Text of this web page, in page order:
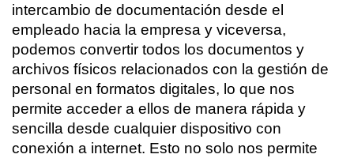
intercambio de documentación desde el
empleado hacia la empresa y viceversa,
podemos convertir todos los documentos y
archivos físicos relacionados con la gestión de
personal en formatos digitales, lo que nos
permite acceder a ellos de manera rápida y
sencilla desde cualquier dispositivo con
conexión a internet. Esto no solo nos permite